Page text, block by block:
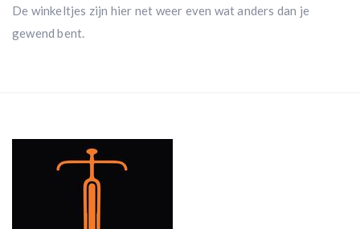
De winkeltjes zijn hier net weer even wat anders dan je
gewend bent.